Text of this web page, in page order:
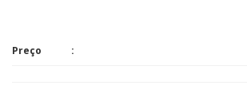
Preço